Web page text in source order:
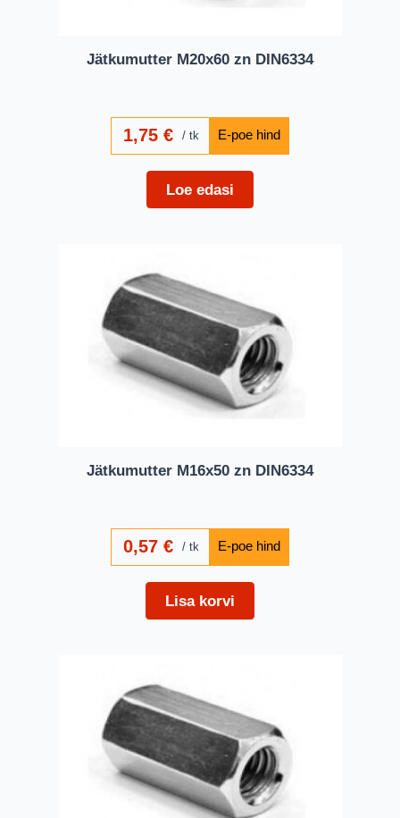
Jätkumutter M20x60 zn DIN6334
1,75€ tk
Loe edasi
Jätkumutter M16x50 zn DIN6334
0,57€ tk
Lisa korvi